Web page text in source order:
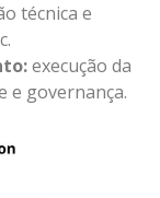
técnica e
execução da
e governança.